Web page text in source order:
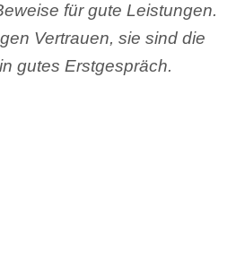
für gute Leistungen.
Vertrauen, sie sind die
gutes Erstgespräch.